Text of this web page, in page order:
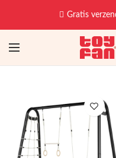
Gratis